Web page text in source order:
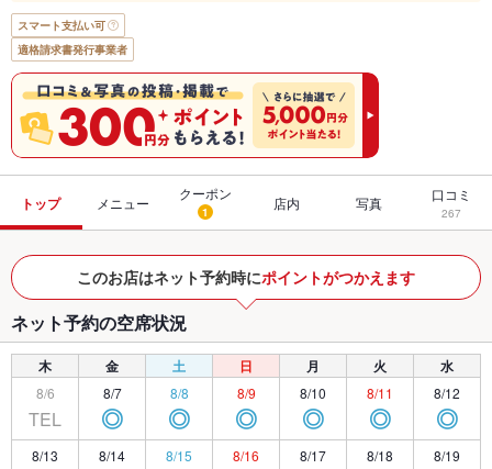
スマート支払い可
適格請求書発行事業者
トップ メニュー
クーポン
1 店内 写真 口コミ
267
このお店はネット予約時にポイントがつかえます
ネット予約の空席状況
木 金 土 日 月 火 水
8/6
TEL
8/7
◎
8/8
◎
8/9
◎
8/10
◎
8/11
◎
8/12
◎
8/13 8/14 8/15 8/16 8/17 8/18 8/19